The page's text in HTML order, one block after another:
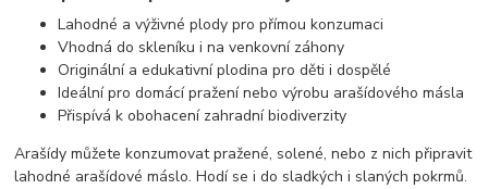
Lahodné a výživné plody pro přímou konzumaci
Vhodná do skleníku i na venkovní záhony
Originální a edukativní plodina pro děti i dospělé
Ideální pro domácí pražení nebo výrobu arašídového másla
Přispívá k obohacení zahradní biodiverzity
Arašídy můžete konzumovat pražené, solené, nebo z nich připravit
lahodné arašídové máslo. Hodí se i do sladkých i slaných pokrmů.